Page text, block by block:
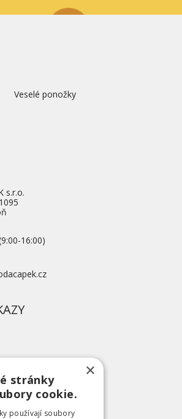
Veselé ponožky
s.r.o.
16:00)
GDPR
×
stránky
cookie.
používají soubory